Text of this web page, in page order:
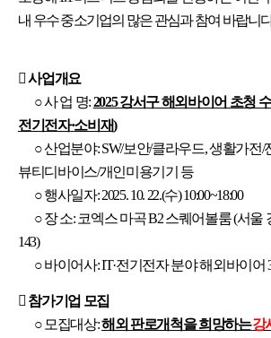
내 우수 중소기업의 많은 관심과 참여 바랍니
󰏚사업개요
○사 업 명:2025강서구 해외바이어 초청
전기전자·소비재)
○산업분야: SW/보안/클라우드,생활가전/
뷰티디바이스/개인미용기기 등
○행사일자: 2025. 10. 22.(수) 10:00~18:00
○장 소: 코엑스 마곡B2스퀘어볼룸(서울
143)
○바이어사: IT·전기전자 분야 해외바이어
󰏚 참가기업 모집
○ 모집대상:해외 판로개척을 희망하는강